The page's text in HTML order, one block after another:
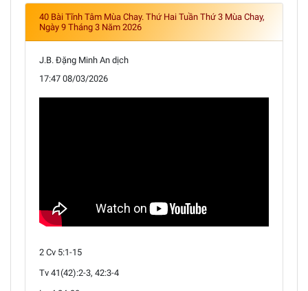
40 Bài Tĩnh Tâm Mùa Chay. Thứ Hai Tuần Thứ 3 Mùa Chay,
Ngày 9 Tháng 3 Năm 2026
J.B. Đặng Minh An dịch
17:47 08/03/2026
2 Cv 5:1-15
Tv 41(42):2-3, 42:3-4